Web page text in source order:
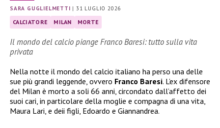
SARA GUGLIELMETTI |31 LUGLIO 2026
CALCIATORE MILAN MORTE
Il mondo del calcio piange Franco Baresi: tutto sulla vita
privata
Nella notte il mondo del calcio italiano ha perso una delle
sue più grandi leggende, ovvero Franco Baresi. L’ex difensore
del Milan è morto a soli 66 anni, circondato dall’affetto dei
suoi cari, in particolare della moglie e compagna di una vita,
Maura Lari, e deii figli, Edoardo e Giannandrea.